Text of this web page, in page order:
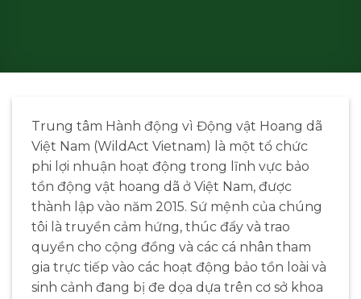
Trung tâm Hành động vì Động vật Hoang dã
Việt Nam (WildAct Vietnam) là một tổ chức
phi lợi nhuận hoạt động trong lĩnh vực bảo
tồn động vật hoang dã ở Việt Nam, được
thành lập vào năm 2015. Sứ mệnh của chúng
tôi là truyền cảm hứng, thúc đẩy và trao
quyền cho cộng đồng và các cá nhân tham
gia trực tiếp vào các hoạt động bảo tồn loài và
sinh cảnh đang bị đe dọa dựa trên cơ sở khoa